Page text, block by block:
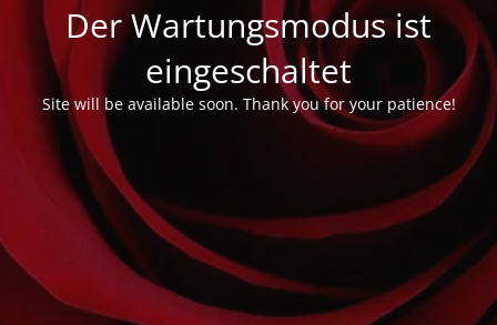
Der Wartungsmodus ist
eingeschaltet
Site will be available soon. Thank you for your patience!